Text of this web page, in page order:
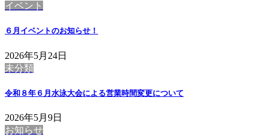
イベント
６月イベントのお知らせ！
2026年5月24日
未分類
令和８年６月水泳大会による営業時間変更について
2026年5月9日
お知らせ